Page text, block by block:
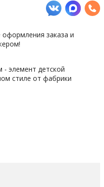
заказа и
элемент детской
стиле от фабрики